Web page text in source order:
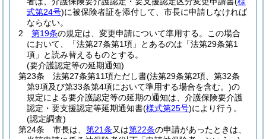
式第24号)に被保険者証を添付して、市長に申請しなければ
ならない。
2
第19条の規定は、変更申請について準用する。
この場合
において、「法第27条第1項」とあるのは「法第29条第1
項」と読み替えるものとする。
(要介護認定等の延期通知)
第23条
法第27条第11項ただし書(法第29条第2項、第32条
第9項及び第33条第4項において準用する場合を含む。)の
規定による要介護認定等の延期の通知は、介護保険要介護
認定・要支援認定等延期通知書(様式第25号)により行う。
(認定調査)
第24条
市長は、 第21条又は第22条の申請があったときは、